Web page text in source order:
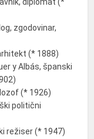
zgodovinar,
(* 1888)
y Albás, španski
(* 1926)
politični
režiser (* 1947)